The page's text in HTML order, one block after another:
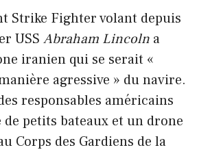
Strike Fighter volant depuis
USS Abraham Lincoln a
iranien qui se serait «
agressive » du navire.
responsables américains
petits bateaux et un drone
Corps des Gardiens de la